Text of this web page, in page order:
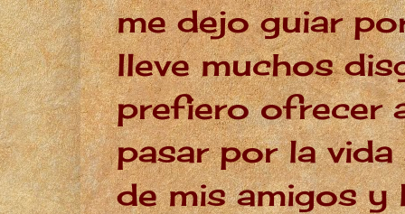
me dejo guiar
lleve muchos
prefiero ofrecer
pasar por la
de mis amigos